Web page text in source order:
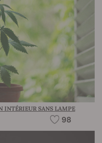
INTÉRIEUR SANS LAMPE
98